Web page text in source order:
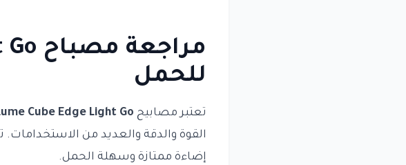
للحمل
تعتبر مصابيح Cube Edge Light Go
القوة والدقة والعديد من الاستخدامات.
إضاءة ممتازة وسهلة الحمل.